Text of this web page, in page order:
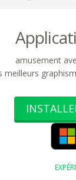
amusement
meilleurs